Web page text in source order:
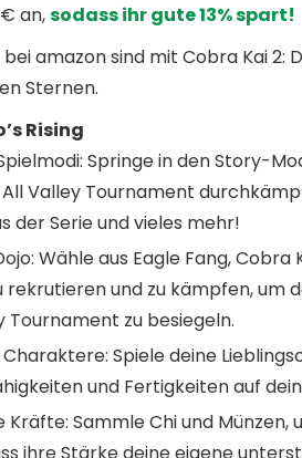
an,sodass ihr gute 13% spart!
bei amazon sind mit Cobra Kai
Sternen.
Rising
Springe in den Story-
Valley Tournament
der Serie und vieles mehr!
Wähle aus Eagle Fang,
rekrutieren und zu kämpfen, um
Tournament zu besiegeln.
Spiele deine
und Fertigkeiten auf
Kräfte: Sammle Chi und
ihre Stärke deine eigene